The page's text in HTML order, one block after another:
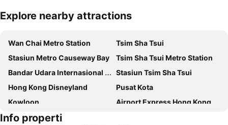
Explore nearby attractions
Wan Chai Metro Station
Tsim Sha Tsui
Stasiun Metro Causeway Bay
Tsim Sha Tsui Metro Station
Bandar Udara Internasional Hong Kong
Stasiun Tsim Sha Tsui
Hong Kong Disneyland
Pusat Kota
Kowloon
Airport Express Hong Kong
Distrik Futian
Info properti